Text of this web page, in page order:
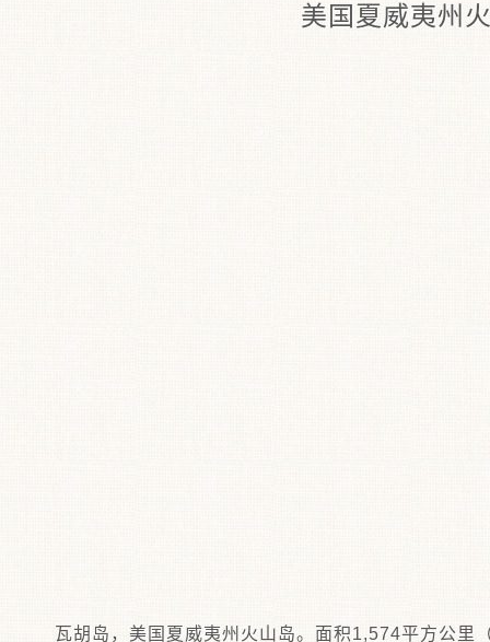
美国夏威夷州
瓦胡岛，美国夏威夷州火山岛。面积1,574平方公里